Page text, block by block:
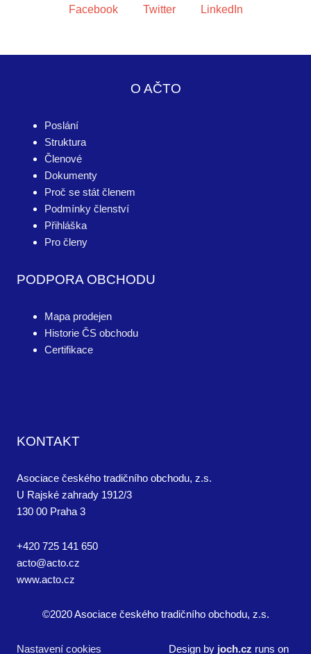
Facebook Twitter LinkedIn
O AČTO
Poslání
Struktura
Členové
Dokumenty
Proč se stát členem
Podmínky členství
Přihláška
Pro členy
PODPORA OBCHODU
Mapa prodejen
Historie ČS obchodu
Certifikace
KONTAKT
Asociace českého tradičního obchodu, z.s.
U Rajské zahrady 1912/3
130 00 Praha 3
+420 725 141 650
acto@acto.cz
www.acto.cz
©2020 Asociace českého tradičního obchodu, z.s.
Nastavení cookies Design by joch.cz runs on